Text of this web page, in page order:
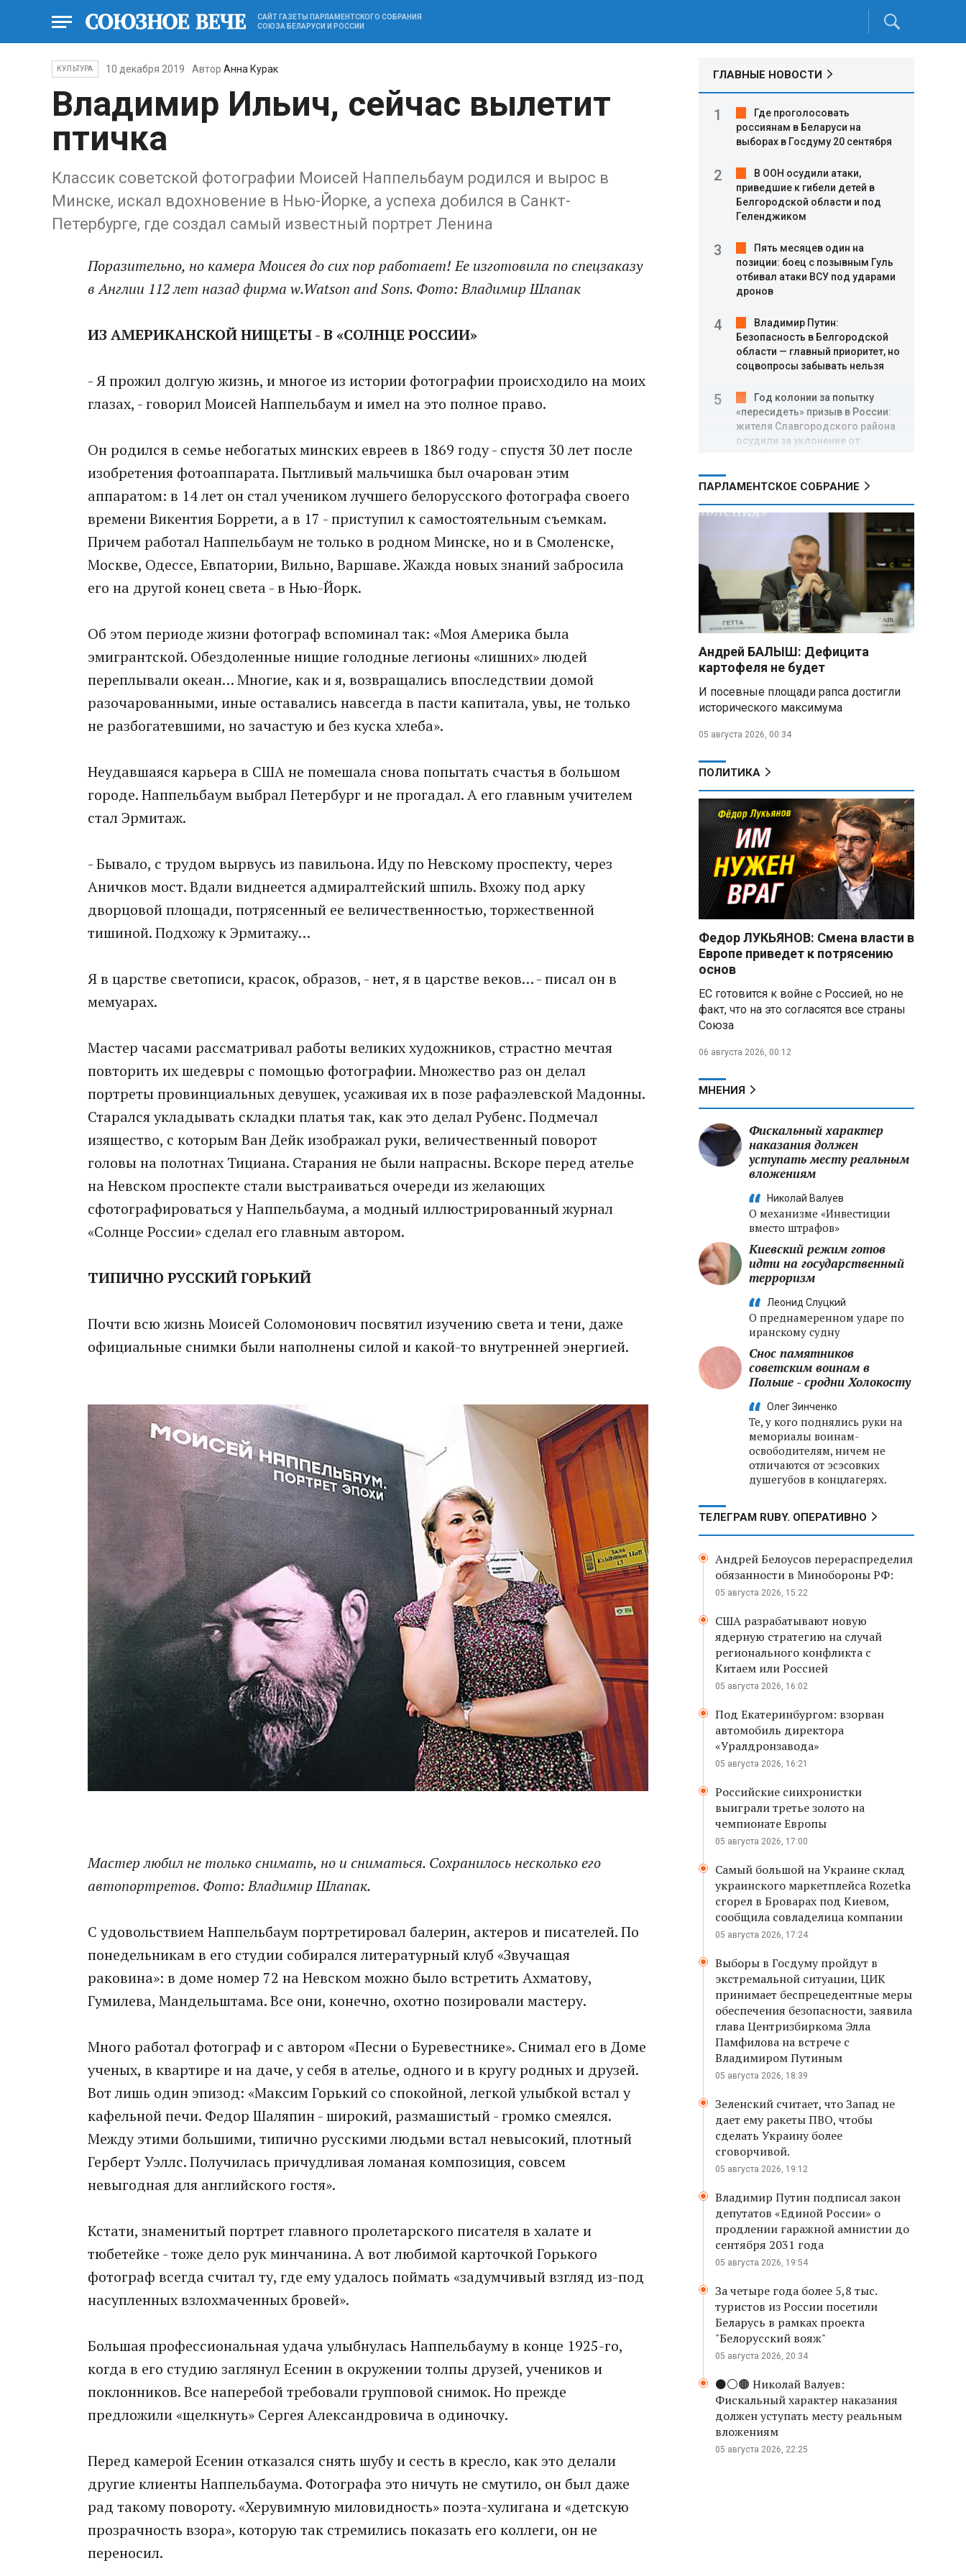
САЙТ ГАЗЕТЫ ПАРЛАМЕНТСКОГО СОБРАНИЯ
СОЮЗА БЕЛАРУСИ И РОССИИ
КУЛЬТУРА 10 декабря 2019 Автор Анна Курак
Владимир Ильич, сейчас вылетит
птичка
Классик советской фотографии Моисей Наппельбаум родился и вырос в
Минске, искал вдохновение в Нью-Йорке, а успеха добился в Санкт-
Петербурге, где создал самый известный портрет Ленина
Поразительно, но камера Моисея до сих пор работает! Ее изготовила по спецзаказу
в Англии 112 лет назад фирма w.Watson and Sons. Фото: Владимир Шлапак
ИЗ АМЕРИКАНСКОЙ НИЩЕТЫ - В «СОЛНЦЕ РОССИИ»
- Я прожил долгую жизнь, и многое из истории фотографии происходило на моих
глазах, - говорил Моисей Наппельбаум и имел на это полное право.
Он родился в семье небогатых минских евреев в 1869 году - спустя 30 лет после
изобретения фотоаппарата. Пытливый мальчишка был очарован этим
аппаратом: в 14 лет он стал учеником лучшего белорусского фотографа своего
времени Викентия Боррети, а в 17 - приступил к самостоятельным съемкам.
Причем работал Наппельбаум не только в родном Минске, но и в Смоленске,
Москве, Одессе, Евпатории, Вильно, Варшаве. Жажда новых знаний забросила
его на другой конец света - в Нью-Йорк.
Об этом периоде жизни фотограф вспоминал так: «Моя Америка была
эмигрантской. Обездоленные нищие голодные легионы «лишних» людей
переплывали океан… Многие, как и я, возвращались впоследствии домой
разочарованными, иные оставались навсегда в пасти капитала, увы, не только
не разбогатевшими, но зачастую и без куска хлеба».
Неудавшаяся карьера в США не помешала снова попытать счастья в большом
городе. Наппельбаум выбрал Петербург и не прогадал. А его главным учителем
стал Эрмитаж.
- Бывало, с трудом вырвусь из павильона. Иду по Невскому проспекту, через
Аничков мост. Вдали виднеется адмиралтейский шпиль. Вхожу под арку
дворцовой площади, потрясенный ее величественностью, торжественной
тишиной. Подхожу к Эрмитажу…
Я в царстве светописи, красок, образов, - нет, я в царстве веков… - писал он в
мемуарах.
Мастер часами рассматривал работы великих художников, страстно мечтая
повторить их шедевры с помощью фотографии. Множество раз он делал
портреты провинциальных девушек, усаживая их в позе рафаэлевской Мадонны.
Старался укладывать складки платья так, как это делал Рубенс. Подмечал
изящество, с которым Ван Дейк изображал руки, величественный поворот
головы на полотнах Тициана. Старания не были напрасны. Вскоре перед ателье
на Невском проспекте стали выстраиваться очереди из желающих
сфотографироваться у Наппельбаума, а модный иллюстрированный журнал
«Солнце России» сделал его главным автором.
ТИПИЧНО РУССКИЙ ГОРЬКИЙ
Почти всю жизнь Моисей Соломонович посвятил изучению света и тени, даже
официальные снимки были наполнены силой и какой-то внутренней энергией.
Мастер любил не только снимать, но и сниматься. Сохранилось несколько его
автопортретов. Фото: Владимир Шлапак.
С удовольствием Наппельбаум портретировал балерин, актеров и писателей. По
понедельникам в его студии собирался литературный клуб «Звучащая
раковина»: в доме номер 72 на Невском можно было встретить Ахматову,
Гумилева, Мандельштама. Все они, конечно, охотно позировали мастеру.
Много работал фотограф и с автором «Песни о Буревестнике». Снимал его в Доме
ученых, в квартире и на даче, у себя в ателье, одного и в кругу родных и друзей.
Вот лишь один эпизод: «Максим Горький со спокойной, легкой улыбкой встал у
кафельной печи. Федор Шаляпин - широкий, размашистый - громко смеялся.
Между этими большими, типично русскими людьми встал невысокий, плотный
Герберт Уэллс. Получилась причудливая ломаная композиция, совсем
невыгодная для английского гостя».
Кстати, знаменитый портрет главного пролетарского писателя в халате и
тюбетейке - тоже дело рук минчанина. А вот любимой карточкой Горького
фотограф всегда считал ту, где ему удалось поймать «задумчивый взгляд из-под
насупленных взлохмаченных бровей».
Большая профессиональная удача улыбнулась Наппельбауму в конце 1925-го,
когда в его студию заглянул Есенин в окружении толпы друзей, учеников и
поклонников. Все наперебой требовали групповой снимок. Но прежде
предложили «щелкнуть» Сергея Александровича в одиночку.
Перед камерой Есенин отказался снять шубу и сесть в кресло, как это делали
другие клиенты Наппельбаума. Фотографа это ничуть не смутило, он был даже
рад такому повороту. «Херувимную миловидность» поэта-хулигана и «детскую
прозрачность взора», которую так стремились показать его коллеги, он не
переносил.
ГЛАВНЫЕ НОВОСТИ
Где проголосовать
россиянам в Беларуси на
выборах в Госдуму 20 сентября
В ООН осудили атаки,
приведшие к гибели детей в
Белгородской области и под
Геленджиком
Пять месяцев один на
позиции: боец с позывным Гуль
отбивал атаки ВСУ под ударами
дронов
Владимир Путин:
Безопасность в Белгородской
области — главный приоритет, но
соцвопросы забывать нельзя
Год колонии за попытку
«пересидеть» призыв в России:
жителя Славгородского района
осудили за уклонение от
В Свердловской области
производителя дронов «Упырь»
Российские пловцы
выиграли все золотые медали
первого дня Кубка мира по
зимнему плаванию
Александр Новак:
Независимые АЗС начнут
снабжать топливом через
региональных операторов
Беларусь и Россия
усиливают сотрудничество по
развития
Минобороны РФ:
Рыжевка
Строительство крупнейшего
логцентра Wildberries в
Беларуси идет с опережением
графика
Вячеслав Володин:
Противодействие
мошенничеству и миграционная
политика — приоритеты работы
Госдумы
Владимир Путин запросил у
военного командования оценки
крупные кадровые
Минобороны РФ: новые
военно-строительные
подразделения будут возводить
стране
ПАРЛАМЕНТСКОЕ СОБРАНИЕ
Андрей БАЛЫШ: Дефицита
картофеля не будет
И посевные площади рапса достигли
исторического максимума
05 августа 2026, 00:34
ПОЛИТИКА
Федор ЛУКЬЯНОВ: Смена власти в
Европе приведет к потрясению
основ
ЕС готовится к войне с Россией, но не
факт, что на это согласятся все страны
Союза
06 августа 2026, 00:12
МНЕНИЯ
Фискальный характер
наказания должен
уступать месту реальным
вложениям
Николай Валуев
О механизме «Инвестиции
вместо штрафов»
Киевский режим готов
идти на государственный
терроризм
Леонид Слуцкий
О преднамеренном ударе по
иранскому судну
Снос памятников
советским воинам в
Польше - сродни Холокосту
Олег Зинченко
Те, у кого поднялись руки на
мемориалы воинам-
освободителям, ничем не
отличаются от эсэсовких
душегубов в концлагерях.
ТЕЛЕГРАМ RUBY. ОПЕРАТИВНО
Андрей Белоусов перераспределил
обязанности в Минобороны РФ:
05 августа 2026, 15:22
США разрабатывают новую
ядерную стратегию на случай
регионального конфликта с
Китаем или Россией
05 августа 2026, 16:02
Под Екатеринбургом: взорван
автомобиль директора
«Уралдронзавода»
05 августа 2026, 16:21
Российские синхронистки
выиграли третье золото на
чемпионате Европы
05 августа 2026, 17:00
Самый большой на Украине склад
украинского маркетплейса Rozetka
сгорел в Броварах под Киевом,
сообщила совладелица компании
05 августа 2026, 17:24
Выборы в Госдуму пройдут в
экстремальной ситуации, ЦИК
принимает беспрецедентные меры
обеспечения безопасности, заявила
глава Центризбиркома Элла
Памфилова на встрече с
Владимиром Путиным
05 августа 2026, 18:39
Зеленский считает, что Запад не
дает ему ракеты ПВО, чтобы
сделать Украину более
сговорчивой.
05 августа 2026, 19:12
Владимир Путин подписал закон
депутатов «Единой России» о
продлении гаражной амнистии до
сентября 2031 года
05 августа 2026, 19:54
За четыре года более 5,8 тыс.
туристов из России посетили
Беларусь в рамках проекта
"Белорусский вояж"
05 августа 2026, 20:34
⚫️⚪️🟤 Николай Валуев:
Фискальный характер наказания
должен уступать месту реальным
вложениям
05 августа 2026, 22:25